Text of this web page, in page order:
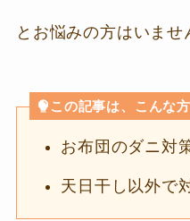
とお悩みの方はいませ
この記事は、こんな
お布団のダニ対
天日干し以外で